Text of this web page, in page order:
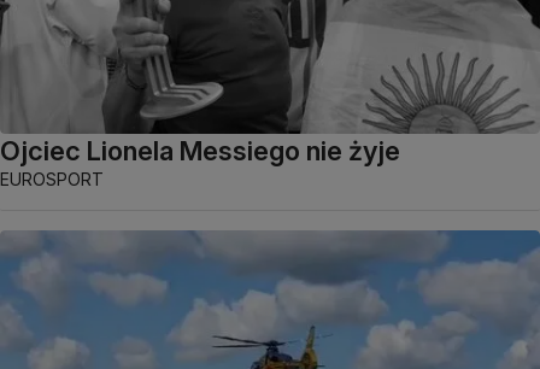
Ojciec Lionela Messiego nie żyje
EUROSPORT